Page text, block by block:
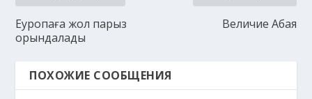
Еуропаға жол парыз
орындалады
Величие Абая
ПОХОЖИЕ СООБЩЕНИЯ